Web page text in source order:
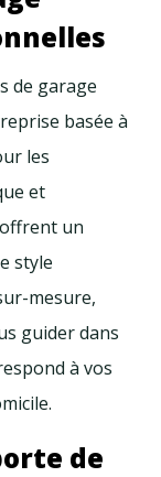
de garage
basée à
les
et
un
style
mesure,
guider dans
à vos
de